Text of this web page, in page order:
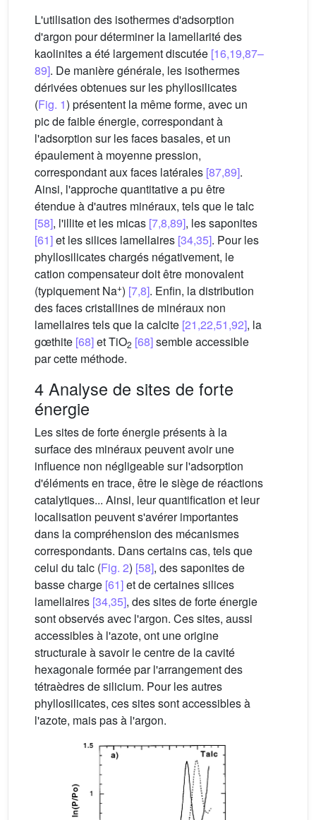
L'utilisation des isothermes d'adsorption
d'argon pour déterminer la lamellarité des
kaolinites a été largement discutée [16,19,87–
89]. De manière générale, les isothermes
dérivées obtenues sur les phyllosilicates
(Fig. 1) présentent la même forme, avec un
pic de faible énergie, correspondant à
l'adsorption sur les faces basales, et un
épaulement à moyenne pression,
correspondant aux faces latérales [87,89].
Ainsi, l'approche quantitative a pu être
étendue à d'autres minéraux, tels que le talc
[58], l'illite et les micas [7,8,89], les saponites
[61]et les silices lamellaires [34,35]. Pour les
phyllosilicates chargés négativement, le
cation compensateur doit être monovalent
(typiquement Na+) [7,8]. Enfin, la distribution
des faces cristallines de minéraux non
lamellaires tels que la calcite [21,22,51,92], la
gœthite [68]et TiO2 [68]semble accessible
par cette méthode.
4 Analyse de sites de forte
énergie
Les sites de forte énergie présents à la
surface des minéraux peuvent avoir une
influence non négligeable sur l'adsorption
d'éléments en trace, être le siège de réactions
catalytiques... Ainsi, leur quantification et leur
localisation peuvent s'avérer importantes
dans la compréhension des mécanismes
correspondants. Dans certains cas, tels que
celui du talc (Fig. 2) [58], des saponites de
basse charge [61]et de certaines silices
lamellaires [34,35], des sites de forte énergie
sont observés avec l'argon. Ces sites, aussi
accessibles à l'azote, ont une origine
structurale à savoir le centre de la cavité
hexagonale formée par l'arrangement des
tétraèdres de silicium. Pour les autres
phyllosilicates, ces sites sont accessibles à
l'azote, mais pas à l'argon.